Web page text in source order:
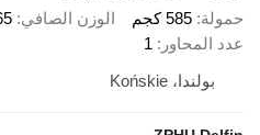
الوزن الصافي 165 كجم
1